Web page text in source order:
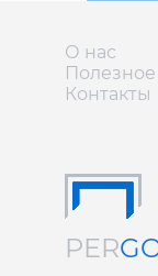
О нас
Полезное
Контакты
PER